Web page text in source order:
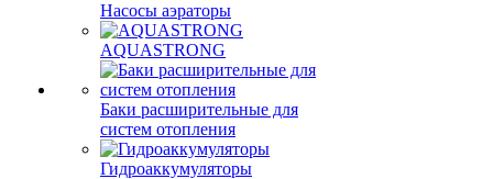
Насосы аэраторы
AQUASTRONG
Баки расширительные для
систем отопления
Гидроаккумуляторы